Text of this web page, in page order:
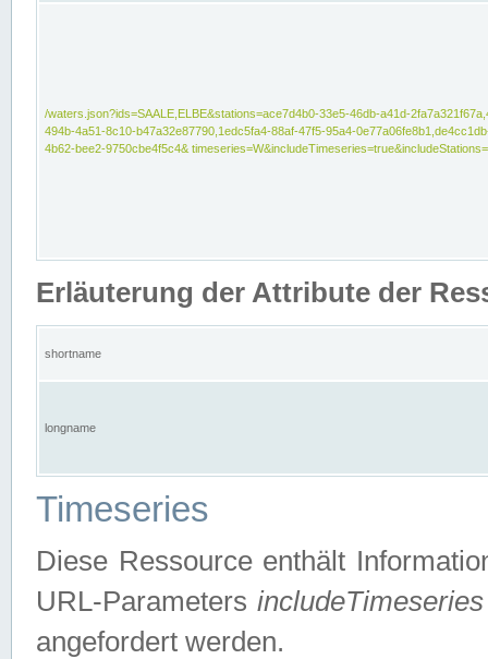
/waters.json?ids=SAALE,ELBE&stations=ace7d4b0-33e5-46db-a41d-
494b-4a51-8c10-b47a32e87790,1edc5fa4-88af-47f5-95a4-
4b62-bee2-9750cbe4f5c4&
Erläuterung der Attribute der
shortname
longname
Timeseries
Diese Ressource enthält
URL-ParametersincludeTimeseries
angefordert werden.